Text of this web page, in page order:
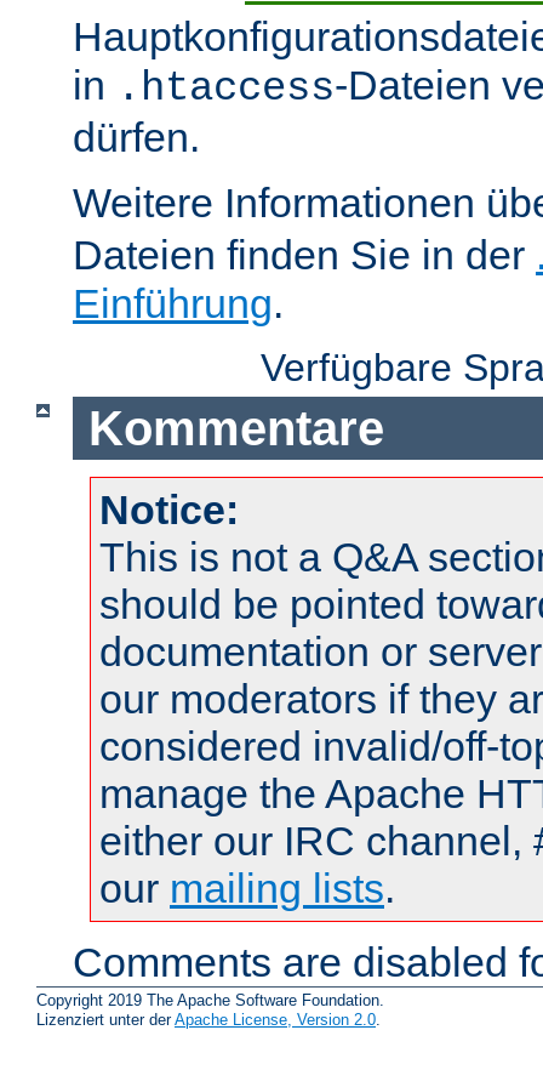
in .htaccess-Dateien
dürfen.
Weitere Informationen
Dateien finden Sie in der
Einführung.
Verfügbare
Kommentare
Notice:
This is not a Q&A
should be pointed
documentation or
our moderators if they
considered invalid/off-
manage the Apache
either our IRC channel,
our mailing lists.
Comments are disabled
Copyright 2019 The Apache Software Foundation.
Lizenziert unter derApache License, Version 2.0.